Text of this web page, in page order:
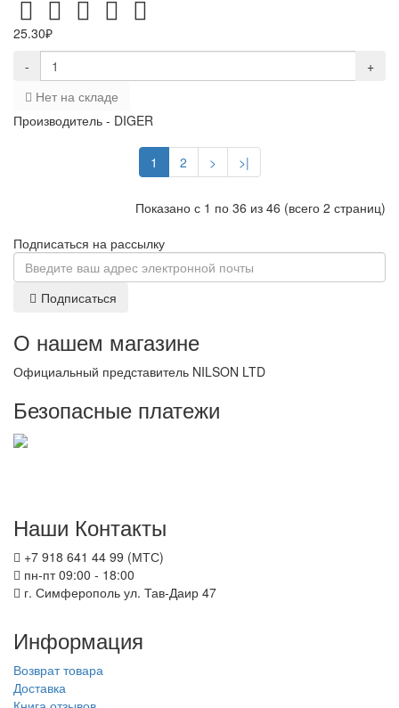
25.30₽
-
+
Нет на складе
Производитель - DIGER
1 2 > >|
Показано с 1 по 36 из 46 (всего 2 страниц)
Подписаться на рассылку
Подписаться
О нашем магазине
Официальный представитель NILSON LTD
Безопасные платежи
Наши Контакты
+7 918 641 44 99 (МТС)
пн-пт 09:00 - 18:00
г. Симферополь ул. Тав-Даир 47
Информация
Возврат товара
Доставка